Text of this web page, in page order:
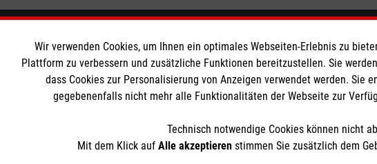
Informationen
Impressum
Datenschutz
Die Malteser
Malteser in Deutschland
Malteserorden
Wir verwenden Cookies, um Ihnen ein optimales Webseiten-Erlebnis zu
Plattform zu verbessern und zusätzliche Funktionen bereitzustellen. Sie
dass Cookies zur Personalisierung von Anzeigen verwendet werden. Sie
gegebenenfalls nicht mehr alle Funktionalitäten der Webseite zur
Technisch notwendige Cookies können nicht
Mit dem Klick auf Alle akzeptieren stimmen Sie zusätzlich dem